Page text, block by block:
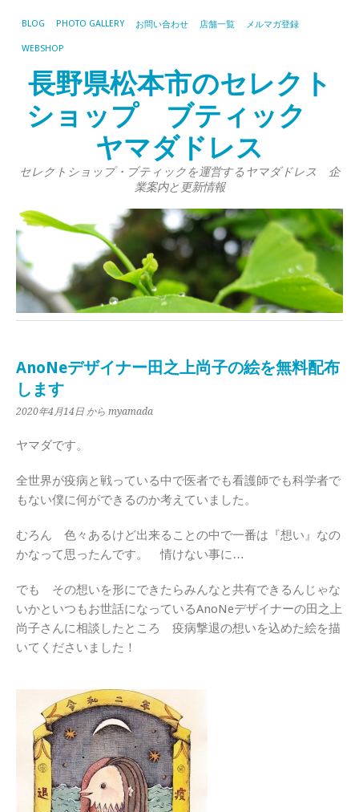
BLOG PHOTO GALLERY お問い合わせ 店舗一覧 メルマガ登録
WEBSHOP
長野県松本市のセレクト
ショップ ブティック
ヤマダドレス
セレクトショップ・ブティックを運営するヤマダドレス 企
業案内と更新情報
AnoNeデザイナー田之上尚子の絵を無料配布
します
2020年4月14日 から myamada
ヤマダです。
全世界が疫病と戦っている中で医者でも看護師でも科学者で
もない僕に何ができるのか考えていました。
むろん 色々あるけど出来ることの中で一番は『想い』なの
かなって思ったんです。 情けない事に…
でも その想いを形にできたらみんなと共有できるんじゃな
いかといつもお世話になっているAnoNeデザイナーの田之上
尚子さんに相談したところ 疫病撃退の想いを込めた絵を描
いてくださいました！